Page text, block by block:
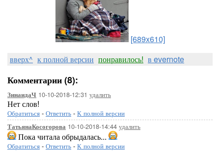
[689x610]
вверх^ к полной версии понравилось! в evernote
Комментарии (8):
ЗинаидаЧ 10-10-2018-12:31 удалить
Нет слов!
Обратиться - Ответить - К полной версии
ТатьянаКосогорова 10-10-2018-14:44 удалить
Пока читала обрыдалась...
Обратиться - Ответить - К полной версии